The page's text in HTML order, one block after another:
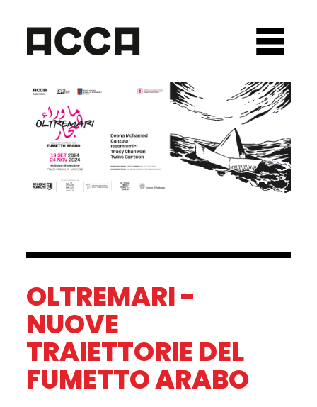
OLTREMARI -
NUOVE
TRAIETTORIE DEL
FUMETTO ARABO